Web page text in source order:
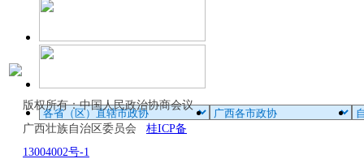
版权所有：中国人民政治协商会议
广西壮族自治区委员会 桂ICP备
13004002号-1